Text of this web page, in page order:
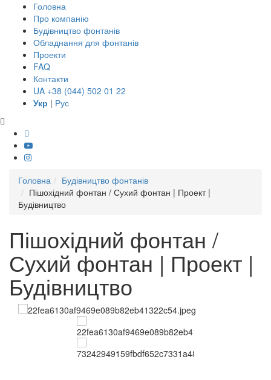
Головна
Про компанію
Будівництво фонтанів
Обладнання для фонтанів
Проекти
FAQ
Контакти
UA +38 (044) 502 01 22
Укр | Рус
Головна
Будівництво фонтанів
Пішохідний фонтан / Сухий фонтан | Проект |
Будівництво
Пішохідний фонтан /
Сухий фонтан | Проект |
Будівництво